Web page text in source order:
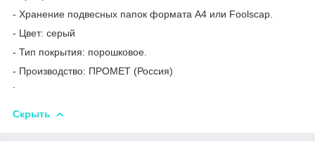
- Хранение подвесных папок формата А4 или Foolscap.
- Цвет: серый
- Тип покрытия: порошковое.
- Производство: ПРОМЕТ (Россия)
Скрыть